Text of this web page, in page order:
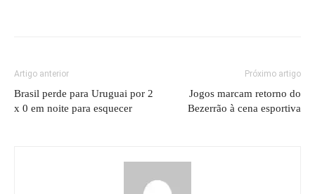
Artigo anterior
Brasil perde para Uruguai por 2
x 0 em noite para esquecer
Próximo artigo
Jogos marcam retorno do
Bezerrão à cena esportiva